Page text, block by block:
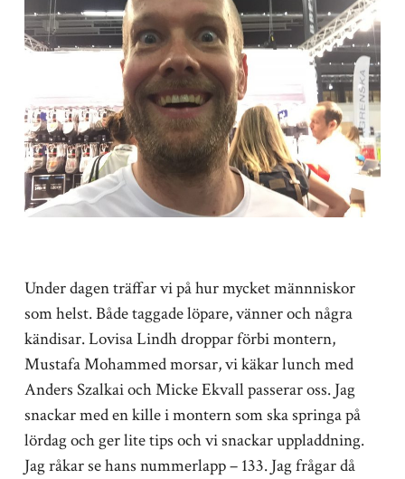
Under dagen träffar vi på hur mycket männniskor
som helst. Både taggade löpare, vänner och några
kändisar. Lovisa Lindh droppar förbi montern,
Mustafa Mohammed morsar, vi käkar lunch med
Anders Szalkai och Micke Ekvall passerar oss. Jag
snackar med en kille i montern som ska springa på
lördag och ger lite tips och vi snackar uppladdning.
Jag råkar se hans nummerlapp – 133. Jag frågar då